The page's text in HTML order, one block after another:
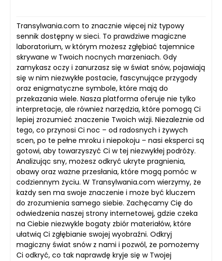
Transylwania.com to znacznie więcej niż typowy
sennik dostępny w sieci. To prawdziwe magiczne
laboratorium, w którym możesz zgłębiać tajemnice
skrywane w Twoich nocnych marzeniach. Gdy
zamykasz oczy i zanurzasz się w świat snów, pojawiają
się w nim niezwykłe postacie, fascynujące przygody
oraz enigmatyczne symbole, które mają do
przekazania wiele. Nasza platforma oferuje nie tylko
interpretacje, ale również narzędzia, które pomogą Ci
lepiej zrozumieć znaczenie Twoich wizji. Niezależnie od
tego, co przynosi Ci noc – od radosnych i żywych
scen, po te pełne mroku i niepokoju – nasi eksperci są
gotowi, aby towarzyszyć Ci w tej niezwykłej podróży.
Analizując sny, możesz odkryć ukryte pragnienia,
obawy oraz ważne przesłania, które mogą pomóc w
codziennym życiu. W Transylwania.com wierzymy, że
każdy sen ma swoje znaczenie i może być kluczem
do zrozumienia samego siebie. Zachęcamy Cię do
odwiedzenia naszej strony internetowej, gdzie czeka
na Ciebie niezwykle bogaty zbiór materiałów, które
ułatwią Ci zgłębianie swojej wyobraźni. Odkryj
magiczny świat snów z nami i pozwól, że pomożemy
Ci odkryć, co tak naprawdę kryje się w Twojej